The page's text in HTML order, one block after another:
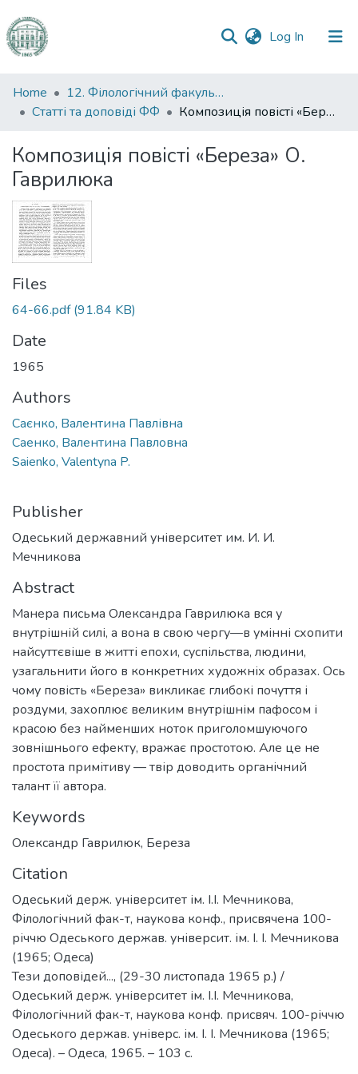
Log In (current)
Communities
&
All of DSpace
Statistics
Home
12. Філологічний факультет
Статті та доповіді ФФ
Композиція повісті «Береза» О. Гаврилюка
Композиція повісті «Береза» О.
Гаврилюка
Files
64-66.pdf(91.84 KB)
Date
1965
Authors
Саєнко, Валентина Павлівна
Саенко, Валентина Павловна
Saienko, Valentyna P.
Publisher
Одеський державний університет им. И. И.
Мечникова
Abstract
Манера письма Олександра Гаврилюка вся у
внутрішній силі, а вона в свою чергу—в умінні схопити
найсуттєвіше в житті епохи, суспільства, людини,
узагальнити його в конкретних художніх образах. Ось
чому повість «Береза» викликає глибокі почуття і
роздуми, захоплює великим внутрішнім пафосом і
красою без найменших ноток приголомшуючого
зовнішнього ефекту, вражає простотою. Але це не
простота примітиву — твір доводить органічний
талант її автора.
Keywords
Олександр Гаврилюк, Береза
Citation
Одеський держ. університет ім. І.І. Мечникова,
Філологічний фак-т, наукова конф., присвячена 100-
річчю Одеського держав. університ. ім. І. І. Мечникова
(1965; Одеса)
Тези доповідей..., (29-30 листопада 1965 р.) /
Одеський держ. університет ім. І.І. Мечникова,
Філологічний фак-т, наукова конф. присвяч. 100-річчю
Одеського держав. універс. ім. І. І. Мечникова (1965;
Одеса). – Одеса, 1965. – 103 с.